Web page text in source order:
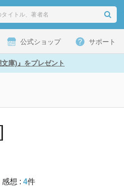
公式ショップ サポート
庫)』をプレゼント
感想 : 4件